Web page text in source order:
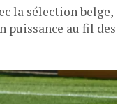
la sélection belge,
puissance au fil des